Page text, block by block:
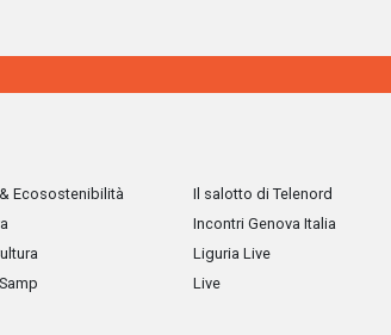
Ecosostenibilità
Il salotto di Telenord
Incontri Genova Italia
Liguria Live
Live